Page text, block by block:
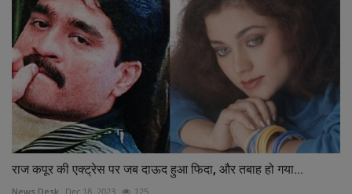
राज कपूर की एक्ट्रेस पर जब दाऊद हुआ फिदा, और तबाह हो गया...
News Desk Dec 18, 2023 125